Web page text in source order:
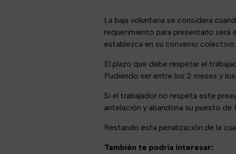
La baja voluntaria se considera
requerimiento para presentarlo será
establezca en su convenio colectivo.
El plazo que debe respetar el
Pudiendo ser entre los 2 meses y los
Si el trabajador no respeta este
antelación y abandona su puesto de
Restando esta penalización de la
También te podría interesar: